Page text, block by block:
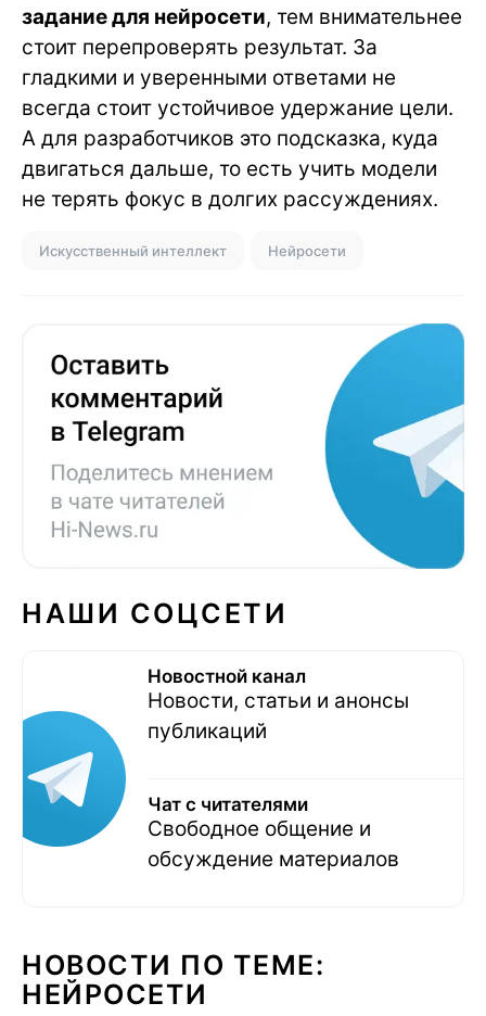
задание для нейросети, тем внимательнее
стоит перепроверять результат. За
гладкими и уверенными ответами не
всегда стоит устойчивое удержание цели.
А для разработчиков это подсказка, куда
двигаться дальше, то есть учить модели
не терять фокус в долгих рассуждениях.
Искусственный интеллект Нейросети
НАШИ СОЦСЕТИ
Новостной канал
Новости, статьи и анонсы
публикаций
Чат с читателями
Свободное общение и
обсуждение материалов
НОВОСТИ ПО ТЕМЕ:
НЕЙРОСЕТИ